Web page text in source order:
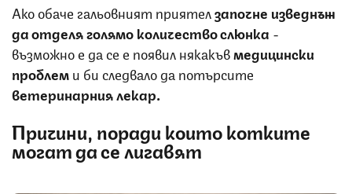
Ако обаче гальовният приятелзапочне изведнъж
да отделя голямо количество слюнка -
възможно е да се е появил някакъвмедицински
проблеми би следвало да потърсите
ветеринарния лекар.
Причини, поради които котките
могат да се лигавят